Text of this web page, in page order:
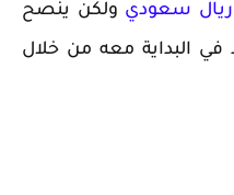
ولكن ينصح
البداية معه من خلال